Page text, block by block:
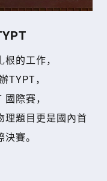
的工作，
TYPT，
際賽，
理題目更是國內首
賽。